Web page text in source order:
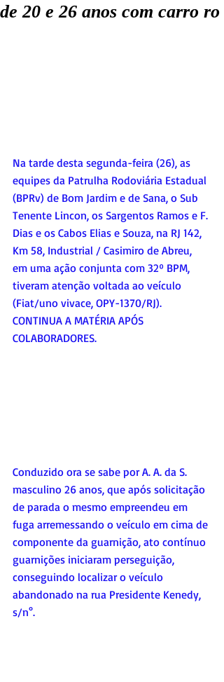
de 20 e 26 anos com carro ro
Na tarde desta segunda-feira (26), as
equipes da Patrulha Rodoviária Estadual
(BPRv) de Bom Jardim e de Sana, o Sub
Tenente Lincon, os Sargentos Ramos e F.
Dias e os Cabos Elias e Souza, na RJ 142,
Km 58, Industrial / Casimiro de Abreu,
em uma ação conjunta com 32º BPM,
tiveram atenção voltada ao veículo
(Fiat/uno vivace, OPY-1370/RJ).
CONTINUA A MATÉRIA APÓS
COLABORADORES.
Conduzido ora se sabe por A. A. da S.
masculino 26 anos, que após solicitação
de parada o mesmo empreendeu em
fuga arremessando o veículo em cima de
componente da guarnição, ato contínuo
guarnições iniciaram perseguição,
conseguindo localizar o veículo
abandonado na rua Presidente Kenedy,
s/n°.